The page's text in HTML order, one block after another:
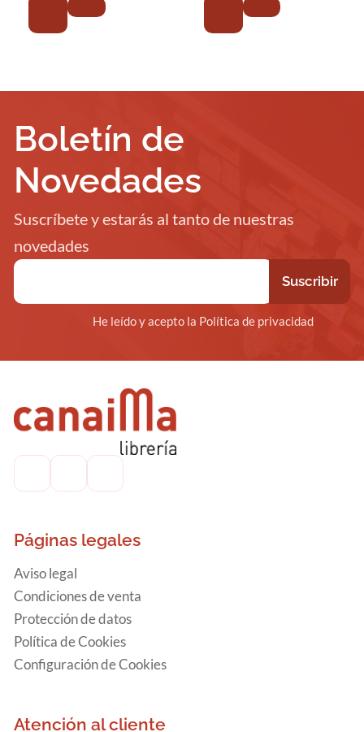
Boletín de
Novedades
Suscríbete y estarás al tanto de nuestras
novedades
He leído y acepto la Política de privacidad
Páginas legales
Aviso legal
Condiciones de venta
Protección de datos
Política de Cookies
Configuración de Cookies
Atención al cliente